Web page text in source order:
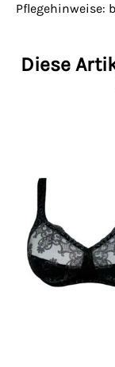
Pflegehinweise:
Diese